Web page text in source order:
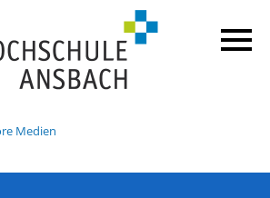
Medien